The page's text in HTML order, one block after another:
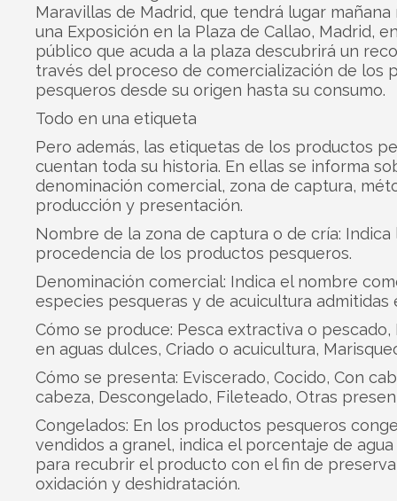
Maravillas de Madrid, que tendrá lugar mañana
una Exposición en la Plaza de Callao, Madrid,
público que acuda a la plaza descubrirá un
través del proceso de comercialización de los
pesqueros desde su origen hasta su consumo.
Todo en una etiqueta
Pero además, las etiquetas de los productos
cuentan toda su historia. En ellas se informa
denominación comercial, zona de captura,
producción y presentación.
Nombre de la zona de captura o de cría: Indica
procedencia de los productos pesqueros.
Denominación comercial: Indica el nombre
especies pesqueras y de acuicultura admitidas
Cómo se produce: Pesca extractiva o pescado,
en aguas dulces, Criado o acuicultura,
Cómo se presenta: Eviscerado, Cocido, Con
cabeza, Descongelado, Fileteado, Otras
Congelados: En los productos pesqueros
vendidos a granel, indica el porcentaje de
para recubrir el producto con el fin de
oxidación y deshidratación.